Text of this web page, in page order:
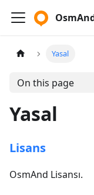
Yasal
On this page
Yasal
Lisans
OsmAnd Lisansı.